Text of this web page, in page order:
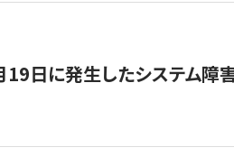
19日に発生したシステム障